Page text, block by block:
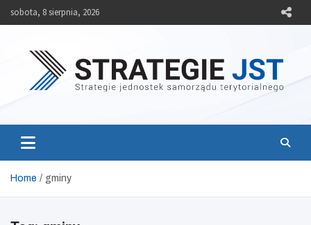
sobota, 8 sierpnia, 2026
Strategie JST
Home gminy